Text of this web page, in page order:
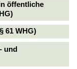
öffentliche
61 WHG)
und